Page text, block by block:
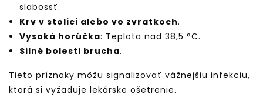
slabossť.
Krv v stolici alebo vo zvratkoch.
Vysoká horúčka: Teplota nad 38,5 °C.
Silné bolesti brucha.
Tieto príznaky môžu signalizovať vážnejšiu infekciu,
ktorá si vyžaduje lekárske ošetrenie.